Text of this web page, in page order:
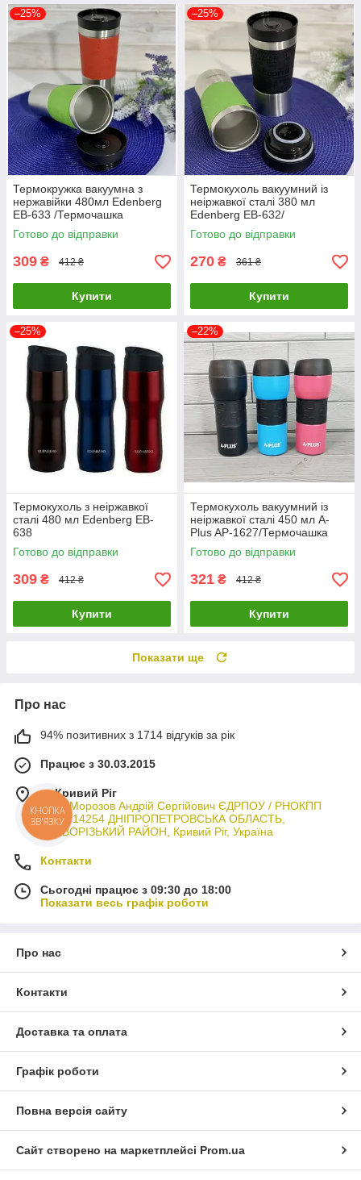
–25%
Термокружка вакуумна з
нержавійки 480мл Edenberg
EB-633 /Термочашка
Готово до відправки
309 ₴ 412 ₴
Купити
–25%
Термокухоль вакуумний із
неіржавкої сталі 380 мл
Edenberg EB-632/
Термочашка
Готово до відправки
270 ₴ 361 ₴
Купити
–25%
Термокухоль з неіржавкої
сталі 480 мл Edenberg EB-
638
Готово до відправки
309 ₴ 412 ₴
Купити
–22%
Термокухоль вакуумний із
неіржавкої сталі 450 мл A-
Plus AP-1627/Термочашка
Готово до відправки
321 ₴ 412 ₴
Купити
Показати ще
Про нас
94% позитивних з 1714 відгуків за рік
Працює з 30.03.2015
м. Кривий Ріг
ФОП Морозов Андрій Сергійович ЄДРПОУ / РНОКПП
3044714254 ДНІПРОПЕТРОВСЬКА ОБЛАСТЬ,
КРИВОРІЗЬКИЙ РАЙОН, Кривий Ріг, Україна
Контакти
Сьогодні працює з 09:30 до 18:00
Показати весь графік роботи
Про нас
Контакти
Доставка та оплата
Графік роботи
Повна версія сайту
Сайт створено на маркетплейсі Prom.ua
КНОПКА
ЗВ'ЯЗКУ